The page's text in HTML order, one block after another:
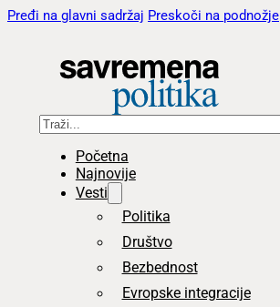
Pređi na glavni sadržaj Preskoči na podnožje
Pretraga
Početna
Najnovije
Vesti
Politika
Društvo
Bezbednost
Evropske integracije